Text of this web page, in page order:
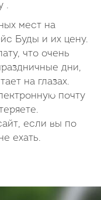
.
мест на
Буды и их цену.
что очень
дни,
на глазах.
почту
если вы по
ехать.